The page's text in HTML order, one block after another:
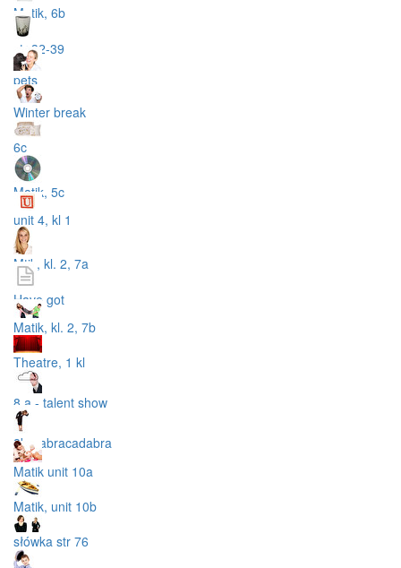
Matik, 6b
str 32-39
pets
Winter break
6c
Matik, 5c
unit 4, kl 1
Mtik, kl. 2, 7a
Have got
Matik, kl. 2, 7b
Theatre, 1 kl
8 a - talent show
8b - abracadabra
Matik unit 10a
Matik, unit 10b
słówka str 76